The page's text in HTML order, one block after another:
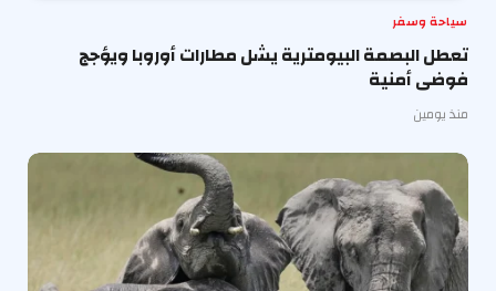
سياحة وسفر
تعطل البصمة البيومترية يشل مطارات أوروبا ويؤجج
فوضى أمنية
منذ يومين